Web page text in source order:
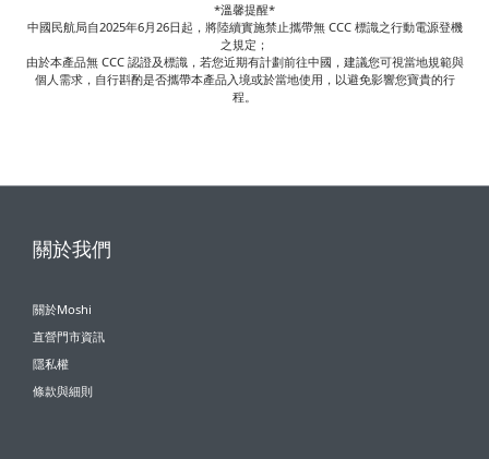
*溫馨提醒*
中國民航局自2025年6月26日起，將陸續實施禁止攜帶無 CCC 標識之行動電源登機
之規定；
由於本產品無 CCC 認證及標識，若您近期有計劃前往中國，建議您可視當地規範與
個人需求，自行斟酌是否攜帶本產品入境或於當地使用，以避免影響您寶貴的行
程。
關於我們
關於Moshi
直營門市資訊
隱私權
條款與細則